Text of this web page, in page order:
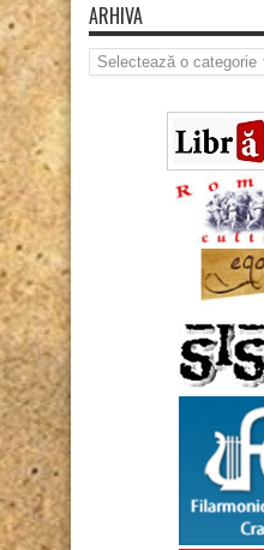
ARHIVA
Arhiva